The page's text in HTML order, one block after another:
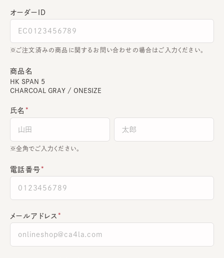
オーダーＩＤ
ご注文済みの商品に関するお問い合わせの場合はご入力ください。
商品名
HK SPAN 5
CHARCOAL GRAY / ONESIZE
氏名
全角でご入力ください。
電話番号
メールアドレス